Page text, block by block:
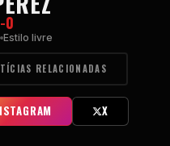
0
Estilo livre
RELACIONADAS
X